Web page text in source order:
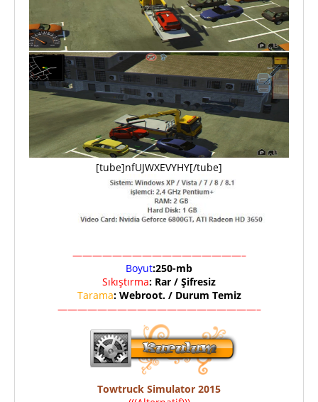
[tube]nfUJWXEVYHY[/tube]
—————————————————–
Boyut:250-mb
Sıkıştırma: Rar / Şifresiz
Tarama: Webroot. / Durum Temiz
————————————————————–
Towtruck Simulator 2015